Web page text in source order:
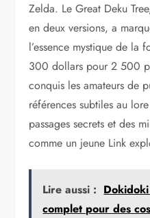
Zelda. Le Great Deku
en deux versions, a
l’essence mystique de la
300 dollars pour 2 500
conquis les amateurs de
références subtiles au
passages secrets et des
comme un jeune Link
Lire aussi :
complet pour des